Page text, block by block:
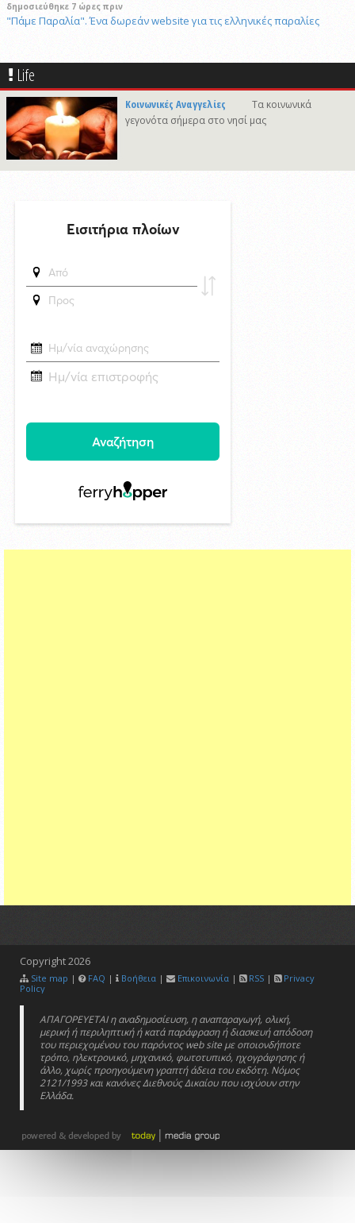
δημοσιεύθηκε 7 ώρες πριν
"Πάμε Παραλία". Ένα δωρεάν website για τις ελληνικές παραλίες
Παρασκευαΐδου για τη στήριξη της Φιλαρμονικής Ορχήστρας
δημοσιεύθηκε 7 ώρες πριν
Νηστεία, προσευχή και πίστη: Τα κλειδιά της απομάκρυνσης των
πονηρών πνευμάτων (Ματθ. 17, 14-23)
8/8/2026 13:25
Νάξος: Το μοναδικό νησί των Κυκλάδων χωρίς προστασία από τις
ανεμογεννήτριες — Γιατί;
Μυστήριο 3.500 ετών στη Σαντορίνη: Ο 15χρονος που δεν πρόλαβε να
ξεφύγει από το τσουνάμι μπορεί ν' αλλάξει τη χρονολογία της μεγάλης
έκρηξης
Life
Κοινωνικές Αναγγελίες
Τα κοινωνικά
γεγονότα σήμερα στο νησί μας
Copyright2026
Site map | FAQ | Βοήθεια | Επικοινωνία | RSS |
Privacy
Policy
ΑΠΑΓΟΡΕΥΕΤΑΙ η αναδημοσίευση, η αναπαραγωγή, ολική,
μερική ή περιληπτική ή κατά παράφραση ή διασκευή απόδοση
του περιεχομένου του παρόντος web site με οποιονδήποτε
τρόπο, ηλεκτρονικό, μηχανικό, φωτοτυπικό, ηχογράφησης ή
άλλο, χωρίς προηγούμενη γραπτή άδεια του εκδότη. Νόμος
2121/1993 και κανόνες Διεθνούς Δικαίου που ισχύουν στην
Ελλάδα.